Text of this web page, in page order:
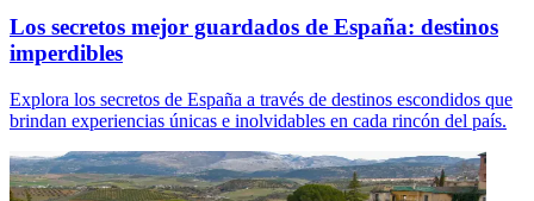
Los secretos mejor guardados de España: destinos
imperdibles
Explora los secretos de España a través de destinos escondidos que
brindan experiencias únicas e inolvidables en cada rincón del país.